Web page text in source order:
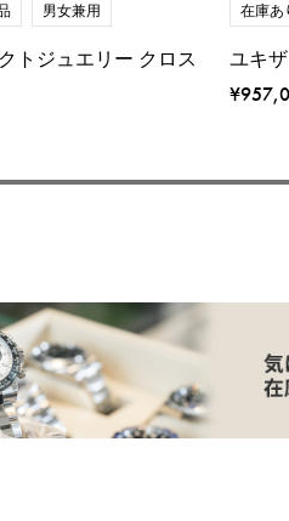
男女兼用
トジュエリー クロス
在庫あ
ユキ